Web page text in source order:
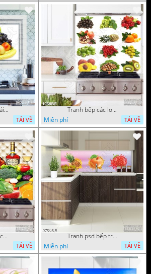
Tranh in bếp trái cây tươi cho bữa tiệc
TẢI VỀ
Tranh bếp các loại trái cây tốt cho sức khỏe
Miễn phí
TẢI VỀ
Tranh psd bếp chai rượu X.O trên bàn
TẢI VỀ
Tranh psd bếp trái cây tươi mọng nước
Miễn phí
TẢI VỀ